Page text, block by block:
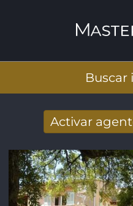
Buscar
Activar
por
Dirección de